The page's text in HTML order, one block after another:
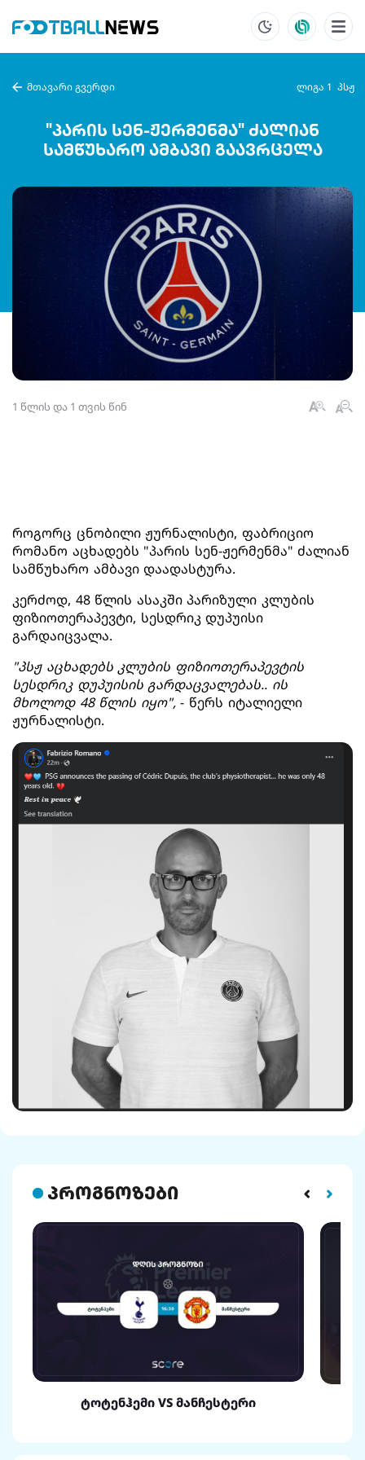
მთავარი გვერდი ლიგა 1 პსჟ
"პარის სენ-ჟერმენმა" ძალიან
სამწუხარო ამბავი გაავრცელა
1 წლის და 1 თვის წინ
როგორც ცნობილი ჟურნალისტი, ფაბრიციო
რომანო აცხადებს "პარის სენ-ჟერმენმა" ძალიან
სამწუხარო ამბავი დაადასტურა.
კერძოდ, 48 წლის ასაკში პარიზული კლუბის
ფიზიოთერაპევტი, სესდრიკ დუპუისი
გარდაიცვალა.
"პსჟ აცხადებს კლუბის ფიზიოთერაპევტის
სესდრიკ დუპუისის გარდაცვალებას.. ის
მხოლოდ 48 წლის იყო",- წერს იტალიელი
ჟურნალისტი.
პროგნოზები
ტოტენჰემი VS მანჩესტერი